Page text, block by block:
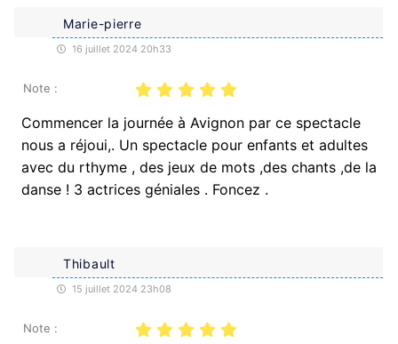
Marie-pierre
16 juillet 2024 20h33
Note :
Commencer la journée à Avignon par ce spectacle
nous a réjoui,. Un spectacle pour enfants et adultes
avec du rthyme , des jeux de mots ,des chants ,de la
danse ! 3 actrices géniales . Foncez .
Thibault
15 juillet 2024 23h08
Note :